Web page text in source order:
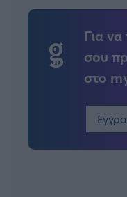
Για
σου
στο